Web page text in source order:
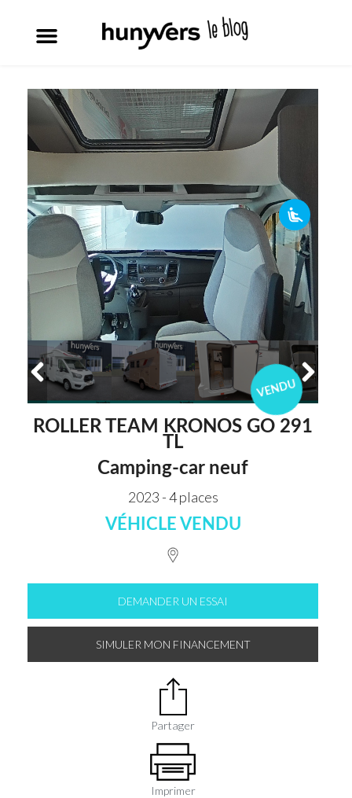
VENDU
ROLLER TEAM KRONOS GO 291
TL
Camping-car neuf
2023 - 4 places
VÉHICLE VENDU
DEMANDER UN ESSAI
SIMULER MON FINANCEMENT
Partager
Imprimer